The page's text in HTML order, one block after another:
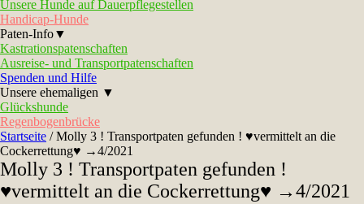
Unsere Hunde auf Dauerpflegestellen
Handicap-Hunde
Paten-Info▼
Kastrationspatenschaften
Ausreise- und Transportpatenschaften
Spenden und Hilfe
Unsere ehemaligen ▼
Glückshunde
Regenbogenbrücke
Startseite /Molly 3 ! Transportpaten gefunden ! ♥vermittelt an die
Cockerrettung♥ →4/2021
Molly 3 ! Transportpaten gefunden !
♥vermittelt an die Cockerrettung♥ →4/2021